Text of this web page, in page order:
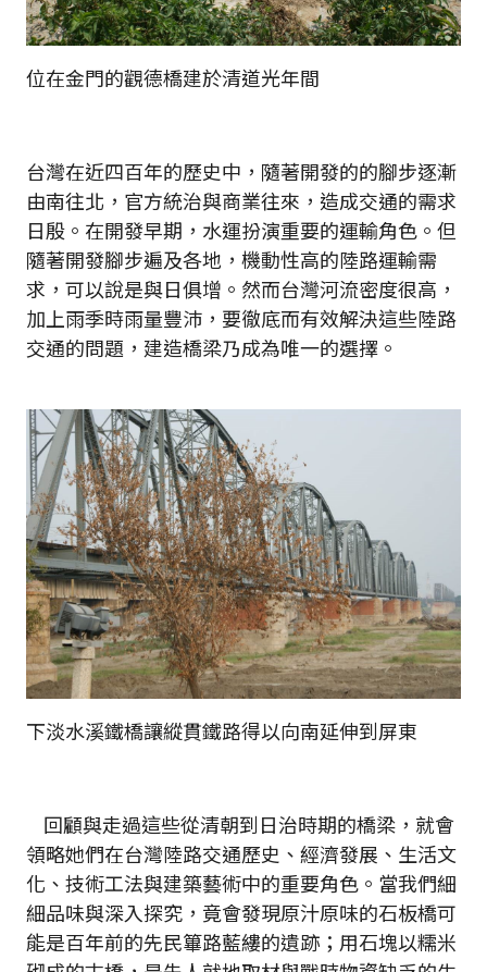
位在金門的觀德橋建於清道光年間
台灣在近四百年的歷史中，隨著開發的的腳步逐漸
由南往北，官方統治與商業往來，造成交通的需求
日殷。在開發早期，水運扮演重要的運輸角色。但
隨著開發腳步遍及各地，機動性高的陸路運輸需
求，可以說是與日俱增。然而台灣河流密度很高，
加上雨季時雨量豐沛，要徹底而有效解決這些陸路
交通的問題，建造橋梁乃成為唯一的選擇。
下淡水溪鐵橋讓縱貫鐵路得以向南延伸到屏東
回顧與走過這些從清朝到日治時期的橋梁，就會
領略她們在台灣陸路交通歷史、經濟發展、生活文
化、技術工法與建築藝術中的重要角色。當我們細
細品味與深入探究，竟會發現原汁原味的石板橋可
能是百年前的先民篳路藍縷的遺跡；用石塊以糯米